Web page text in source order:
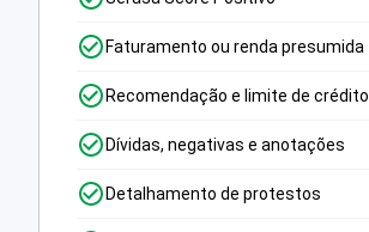
Faturamento ou renda presumida
Recomendação e limite de crédito
Dívidas, negativas e anotações
Detalhamento de protestos